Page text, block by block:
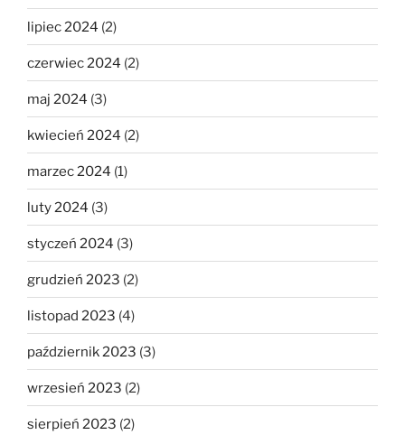
lipiec 2024 (2)
czerwiec 2024 (2)
maj 2024 (3)
kwiecień 2024 (2)
marzec 2024 (1)
luty 2024 (3)
styczeń 2024 (3)
grudzień 2023 (2)
listopad 2023 (4)
październik 2023 (3)
wrzesień 2023 (2)
sierpień 2023 (2)